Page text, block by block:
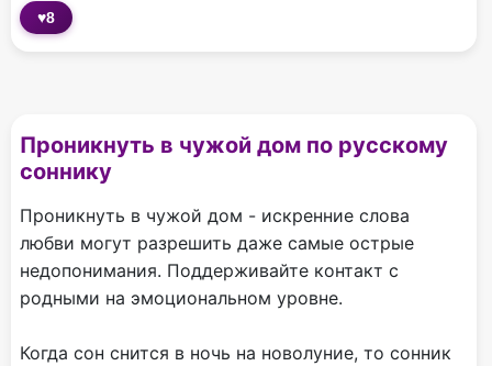
♥8
Проникнуть в чужой дом по русскому
соннику
Проникнуть в чужой дом - искренние слова
любви могут разрешить даже самые острые
недопонимания. Поддерживайте контакт с
родными на эмоциональном уровне.
Когда сон снится в ночь на новолуние, то сонник